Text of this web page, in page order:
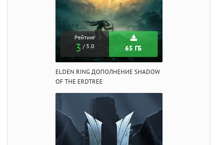
Рейтинг
3 / 5.0 65 ГБ
ELDEN RING ДОПОЛНЕНИЕ SHADOW
OF THE ERDTREE